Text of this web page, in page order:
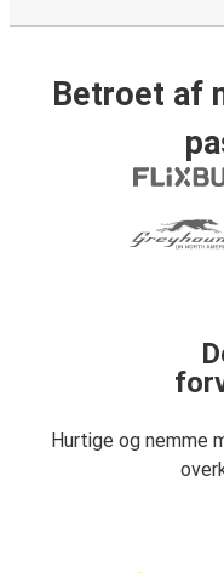
Betroet af
Hurtige og nemme